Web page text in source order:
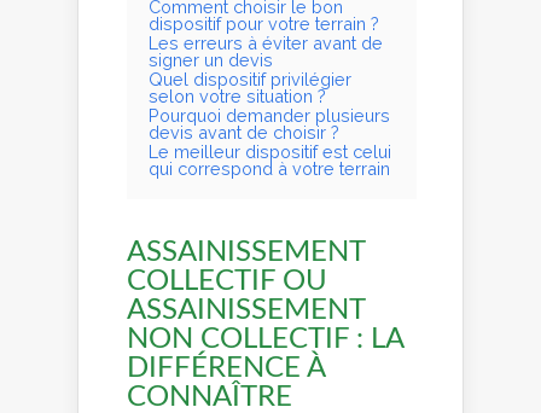
Comment choisir le bon
dispositif pour votre terrain ?
Les erreurs à éviter avant de
signer un devis
Quel dispositif privilégier
selon votre situation ?
Pourquoi demander plusieurs
devis avant de choisir ?
Le meilleur dispositif est celui
qui correspond à votre terrain
ASSAINISSEMENT
COLLECTIF OU
ASSAINISSEMENT
NON COLLECTIF : LA
DIFFÉRENCE À
CONNAÎTRE